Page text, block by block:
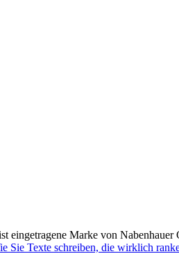
Marke von Nabenhauer
Sie Texte schreiben, die wirklich